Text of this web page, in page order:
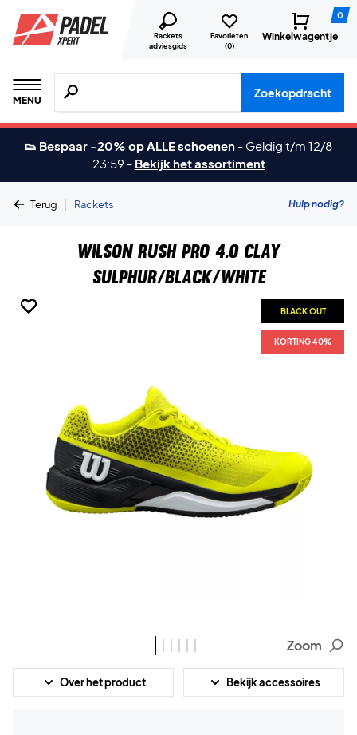
Rackets
adviesgids
Favorieten
(0)
0
Winkelwagentje
MENU
Zoeken naar producten, merken etc.
Zoekopdracht
👟 Bespaar -20% op ALLE schoenen - Geldig t/m 12/8
23:59 - Bekijk het assortiment
Terug | Rackets Hulp nodig?
Wilson Rush Pro 4.0 Clay
Sulphur/Black/White
BLACK OUT
KORTING 40%
BLACK OUT
KORTING 40%
BLACK OUT
KORTING 40%
BLACK OUT
KORTING 40%
BLACK OUT
KORTING 40%
BLACK OUT
KORTING 40%
Zoom
Over het product Bekijk accessoires